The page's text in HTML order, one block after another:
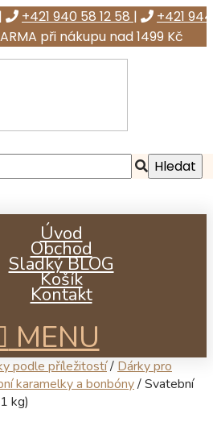
| +421 940 58 12 58 |
+421 944
při nákupu nad 1499 Kč
Úvod
Obchod
Sladký BLOG
Košík
Kontakt
MENU
podle příležitostí/ Dárky pro
karamelky a bonbóny/ Svatební
kg)